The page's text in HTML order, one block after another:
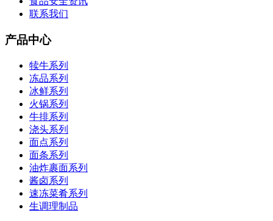
联系我们
产品中心
犊牛系列
冻品系列
冰鲜系列
火锅系列
牛排系列
浇头系列
面点系列
面条系列
油炸裹面系列
酱卤系列
速冻菜肴系列
生调理制品